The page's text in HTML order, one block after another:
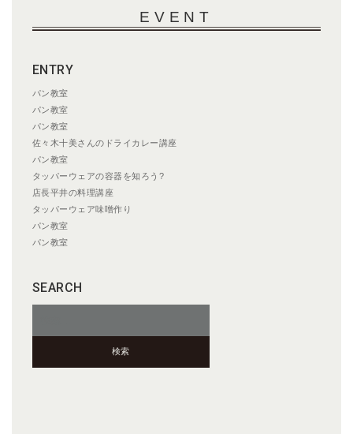
EVENT
ENTRY
パン教室
パン教室
パン教室
佐々木十美さんのドライカレー講座
パン教室
タッパーウェアの容器を知ろう?
店長平井の料理講座
タッパーウェア味噌作り
パン教室
パン教室
SEARCH